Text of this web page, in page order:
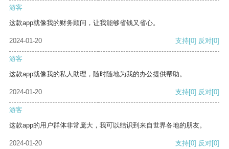
游客
这款app就像我的财务顾问，让我能够省钱又省心。
2024-01-20 支持[0] 反对[0]
游客
这款app就像我的私人助理，随时随地为我的办公提供帮助。
2024-01-20 支持[0] 反对[0]
游客
这款app的用户群体非常庞大，我可以结识到来自世界各地的朋友。
2024-01-20 支持[0] 反对[0]